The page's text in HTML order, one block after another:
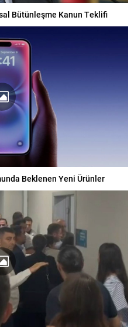
Bütünleşme Kanun Teklifi
Beklenen Yeni Ürünler